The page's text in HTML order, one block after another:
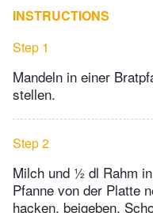
INSTRUCTIONS
Step 1
Mandeln in einer
stellen.
Step 2
Milch und ½ dl Rahm
Pfanne von der Platte
hacken, beigeben,